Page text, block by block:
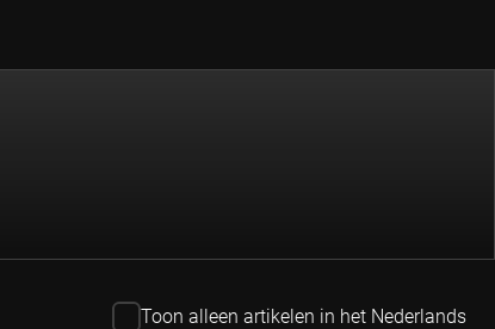
Toon alleen artikelen in het Nederlands